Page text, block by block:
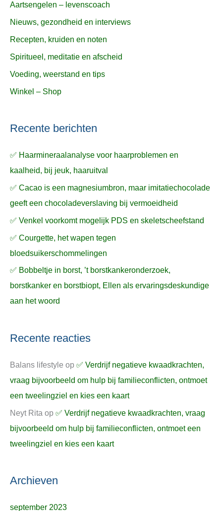
Aartsengelen – levenscoach
Nieuws, gezondheid en interviews
Recepten, kruiden en noten
Spiritueel, meditatie en afscheid
Voeding, weerstand en tips
Winkel – Shop
Recente berichten
✅ Haarmineraalanalyse voor haarproblemen en
kaalheid, bij jeuk, haaruitval
✅ Cacao is een magnesiumbron, maar imitatiechocolade
geeft een chocoladeverslaving bij vermoeidheid
✅ Venkel voorkomt mogelijk PDS en skeletscheefstand
✅ Courgette, het wapen tegen
bloedsuikerschommelingen
✅ Bobbeltje in borst, ’t borstkankeronderzoek,
borstkanker en borstbiopt, Ellen als ervaringsdeskundige
aan het woord
Recente reacties
Balans lifestyle op ✅ Verdrijf negatieve kwaadkrachten,
vraag bijvoorbeeld om hulp bij familieconflicten, ontmoet
een tweelingziel en kies een kaart
Neyt Rita op ✅ Verdrijf negatieve kwaadkrachten, vraag
bijvoorbeeld om hulp bij familieconflicten, ontmoet een
tweelingziel en kies een kaart
Archieven
september 2023